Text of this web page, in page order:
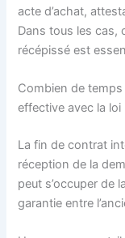
acte d’achat,
Dans tous les cas,
récépissé est
Combien de
effective avec la loi
La fin de contrat
réception de la
peut s’occuper de
garantie entre